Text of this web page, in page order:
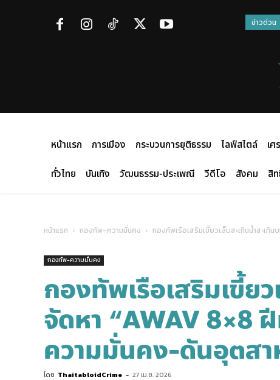
ข่าวด่วน
หน้าแรก การเมือง กระบวนการยุติธรรม ไลฟ์สไตล์ เ
ทั่วไทย
บันเทิง วัฒนธรรม-ประเพณี วีดีโอ สังคม สิ
หน้าแรก กองทัพ-ความมั่นคง กองทัพเรือเสริมเขี้ยวเล็บสะเทินน้ำสะเทิ
กองทัพ-ความมั่นคง
กองทัพเรือเสริมเขี้ย
จัดหา “AWAV 8×8
ความมั่นคง-ดันอุตส
โดย ThaitabloidCrime - 27 เม.ย. 2026